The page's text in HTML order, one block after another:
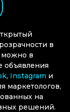
в
в
объявления
, Instagram и
маркетологов,
на
решений.